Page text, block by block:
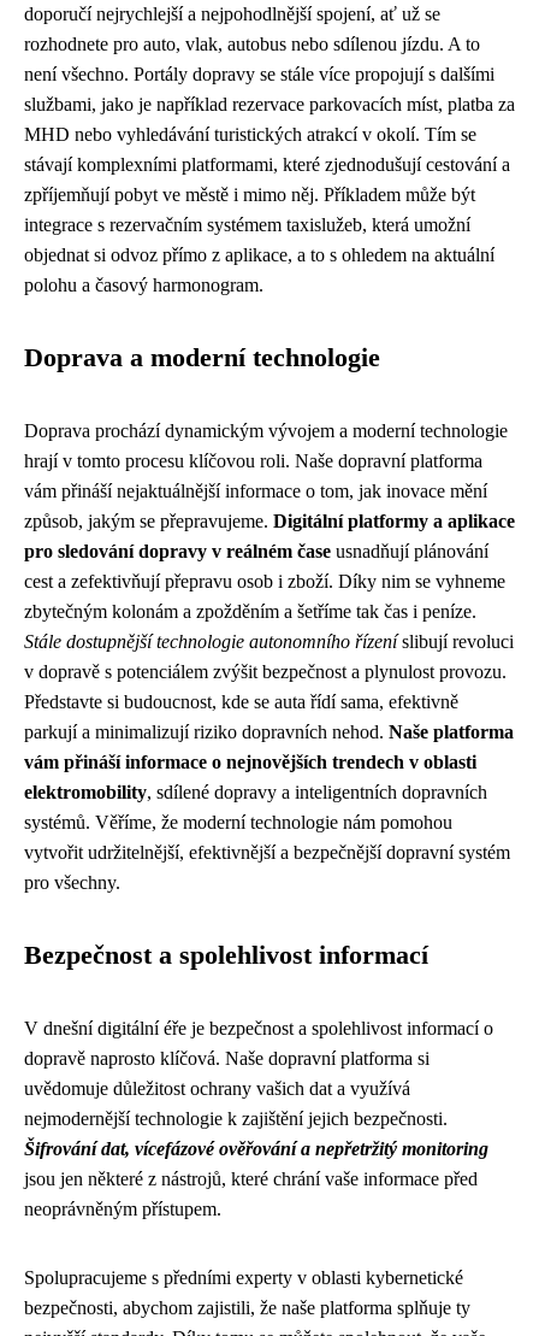
doporučí nejrychlejší a nejpohodlnější spojení, ať už se
rozhodnete pro auto, vlak, autobus nebo sdílenou jízdu. A to
není všechno. Portály dopravy se stále více propojují s dalšími
službami, jako je například rezervace parkovacích míst, platba za
MHD nebo vyhledávání turistických atrakcí v okolí. Tím se
stávají komplexními platformami, které zjednodušují cestování a
zpříjemňují pobyt ve městě i mimo něj. Příkladem může být
integrace s rezervačním systémem taxislužeb, která umožní
objednat si odvoz přímo z aplikace, a to s ohledem na aktuální
polohu a časový harmonogram.
Doprava a moderní technologie
Doprava prochází dynamickým vývojem a moderní technologie
hrají v tomto procesu klíčovou roli. Naše dopravní platforma
vám přináší nejaktuálnější informace o tom, jak inovace mění
způsob, jakým se přepravujeme. Digitální platformy a aplikace
pro sledování dopravy v reálném čase usnadňují plánování
cest a zefektivňují přepravu osob i zboží. Díky nim se vyhneme
zbytečným kolonám a zpožděním a šetříme tak čas i peníze.
Stále dostupnější technologie autonomního řízeníslibují revoluci
v dopravě s potenciálem zvýšit bezpečnost a plynulost provozu.
Představte si budoucnost, kde se auta řídí sama, efektivně
parkují a minimalizují riziko dopravních nehod. Naše platforma
vám přináší informace o nejnovějších trendech v oblasti
elektromobility, sdílené dopravy a inteligentních dopravních
systémů. Věříme, že moderní technologie nám pomohou
vytvořit udržitelnější, efektivnější a bezpečnější dopravní systém
pro všechny.
Bezpečnost a spolehlivost informací
V dnešní digitální éře je bezpečnost a spolehlivost informací o
dopravě naprosto klíčová. Naše dopravní platforma si
uvědomuje důležitost ochrany vašich dat a využívá
nejmodernější technologie k zajištění jejich bezpečnosti.
Šifrování dat, vícefázové ověřování a nepřetržitý monitoring
jsou jen některé z nástrojů, které chrání vaše informace před
neoprávněným přístupem.
Spolupracujeme s předními experty v oblasti kybernetické
bezpečnosti, abychom zajistili, že naše platforma splňuje ty